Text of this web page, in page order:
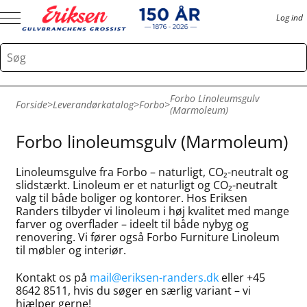
Log ind
Forside>Leverandørkatalog>Forbo>Forbo Linoleumsgulv
(Marmoleum)
Forbo linoleumsgulv (Marmoleum)
Linoleumsgulve fra Forbo – naturligt, CO₂-neutralt og
slidstærkt. Linoleum er et naturligt og CO₂-neutralt
valg til både boliger og kontorer. Hos Eriksen
Randers tilbyder vi linoleum i høj kvalitet med mange
farver og overflader – ideelt til både nybyg og
renovering. Vi fører også Forbo Furniture Linoleum
til møbler og interiør.
Kontakt os på mail@eriksen-randers.dk eller +45
8642 8511, hvis du søger en særlig variant – vi
hjælper gerne!